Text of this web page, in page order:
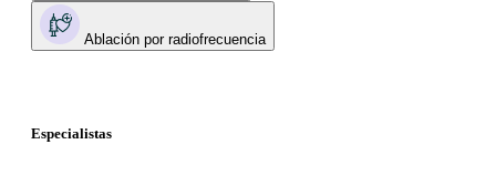
Ablación por radiofrecuencia
Especialistas